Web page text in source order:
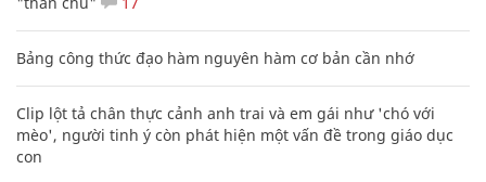
Bảng công thức đạo hàm nguyên hàm cơ bản cần nhớ
Clip lột tả chân thực cảnh anh trai và em gái như 'chó với
mèo', người tinh ý còn phát hiện một vấn đề trong giáo dục
con